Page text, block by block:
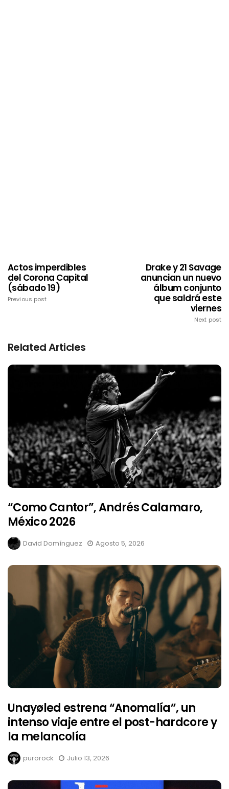
Actos imperdibles
del Corona Capital
(sábado 19)
Previous post
Drake y 21 Savage
anuncian un nuevo
álbum conjunto
que saldrá este
viernes
Next post
Related Articles
“Como Cantor”, Andrés Calamaro,
México 2026
David Domínguez Agosto 5, 2026
Unayøled estrena “Anomalía”, un
intenso viaje entre el post-hardcore y
la melancolía
purorock Julio 13, 2026